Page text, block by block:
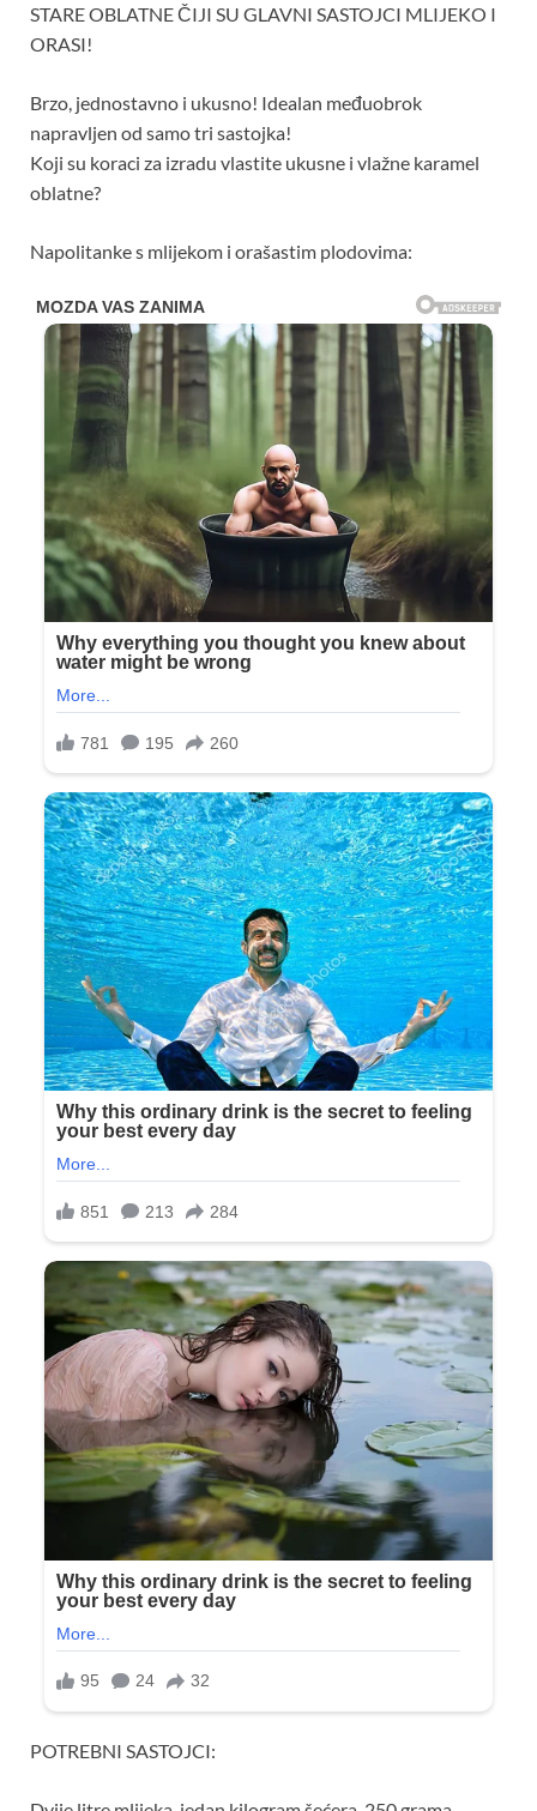
STARE OBLATNE ČIJI SU GLAVNI SASTOJCI MLIJEKO I
ORASI!
Brzo, jednostavno i ukusno! Idealan međuobrok
napravljen od samo tri sastojka!
Koji su koraci za izradu vlastite ukusne i vlažne karamel
oblatne?
Napolitanke s mlijekom i orašastim plodovima:
POTREBNI SASTOJCI: